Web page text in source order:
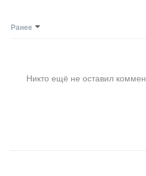
Ранее
Никто ещё не оставил